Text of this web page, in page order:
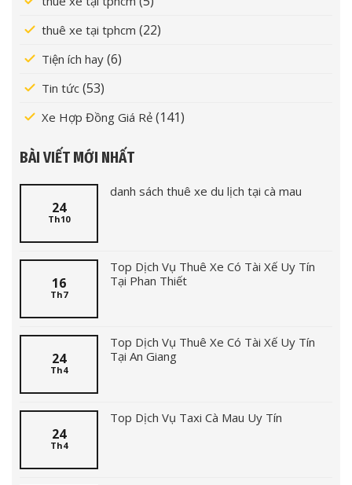
thuê xe tại tphcm (22)
Tiện ích hay (6)
Tin tức (53)
Xe Hợp Đồng Giá Rẻ (141)
BÀI VIẾT MỚI NHẤT
24
Th10
danh sách thuê xe du lịch tại cà mau
16
Th7
Top Dịch Vụ Thuê Xe Có Tài Xế Uy Tín
Tại Phan Thiết
24
Th4
Top Dịch Vụ Thuê Xe Có Tài Xế Uy Tín
Tại An Giang
24
Th4
Top Dịch Vụ Taxi Cà Mau Uy Tín